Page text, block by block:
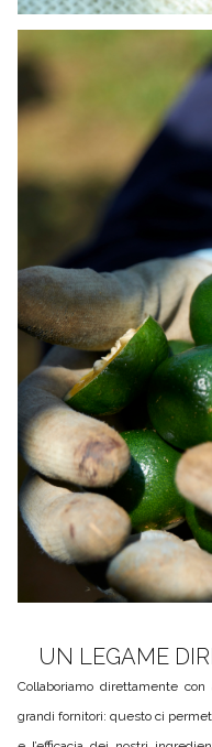
UN LEGAME
Collaboriamo direttamente
grandi fornitori: questo ci